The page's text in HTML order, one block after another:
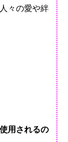
々の愛や絆
用されるの